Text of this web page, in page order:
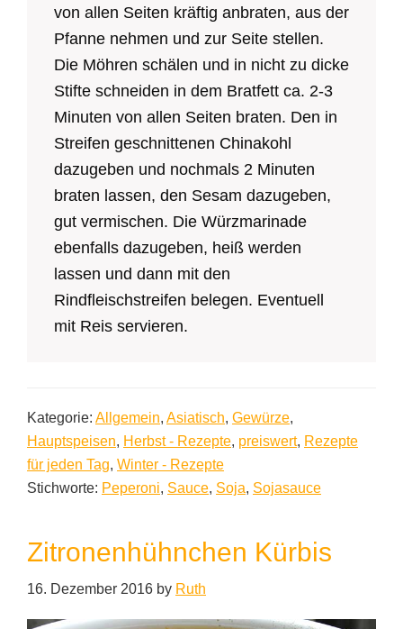
von allen Seiten kräftig anbraten, aus der
Pfanne nehmen und zur Seite stellen.
Die Möhren schälen und in nicht zu dicke
Stifte schneiden in dem Bratfett ca. 2-3
Minuten von allen Seiten braten. Den in
Streifen geschnittenen Chinakohl
dazugeben und nochmals 2 Minuten
braten lassen, den Sesam dazugeben,
gut vermischen. Die Würzmarinade
ebenfalls dazugeben, heiß werden
lassen und dann mit den
Rindfleischstreifen belegen. Eventuell
mit Reis servieren.
Kategorie: Allgemein, Asiatisch, Gewürze,
Hauptspeisen, Herbst - Rezepte, preiswert, Rezepte
für jeden Tag, Winter - Rezepte
Stichworte: Peperoni, Sauce, Soja, Sojasauce
Zitronenhühnchen Kürbis
16. Dezember 2016 by Ruth